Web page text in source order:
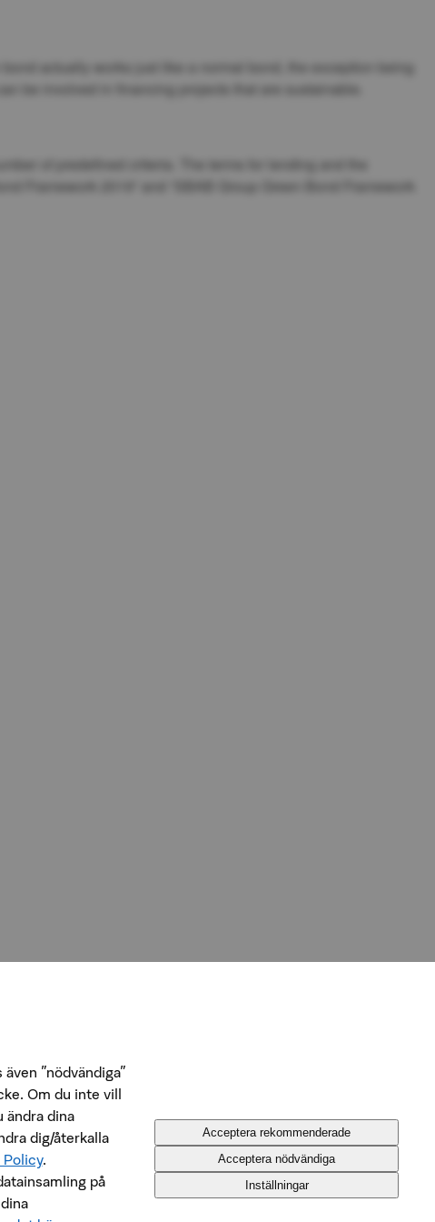
actually works just like a normal bond, the exception being
be involved in financing projects that are sustainable.
of predefined criteria. The terms for lending and the
Framework 2019” and “SBAB Group Green Bond Framework
”nödvändiga”
Om du inte vill
ändra dina
dig/återkalla
.
på
Acceptera rekommenderade
Acceptera nödvändiga
Inställningar